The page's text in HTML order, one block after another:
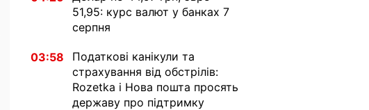
51,95: курс валют у банках 7
серпня
03:58
Податкові канікули та
страхування від обстрілів:
Rozetka і Нова пошта просять
державу про підтримку